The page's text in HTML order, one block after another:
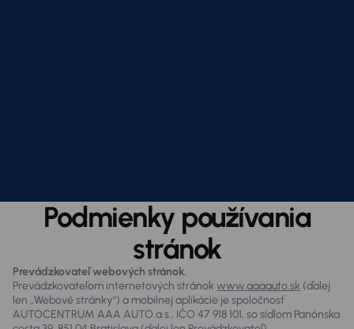
Podmienky používania
stránok
Prevádzkovateľ webových stránok.
Prevádzkovateľom internetových stránok www.aaaauto.sk (ďalej
len „Webové stránky“) a mobilnej aplikácie je spoločnosť
AUTOCENTRUM AAA AUTO a.s., IČO 47 918 101, so sídlom Panónska